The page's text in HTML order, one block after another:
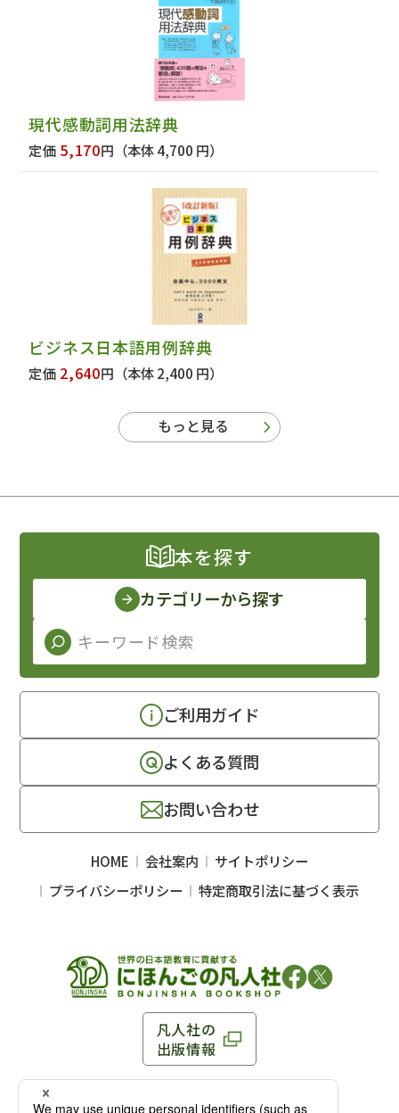
現代感動詞用法辞典
定価 5,170円 （本体 4,700 円）
ビジネス日本語用例辞典
定価 2,640円 （本体 2,400 円）
もっと見る
凡人社の
出版情報
〒102-0093 東京都千代田区平河町 1-3-13 8F
本を探す
カテゴリーから探す
ご利用ガイド
よくある質問
お問い合わせ
HOME 会社案内
サイトポリシー
プライバシーポリシー
特定商取引法に基づく表示